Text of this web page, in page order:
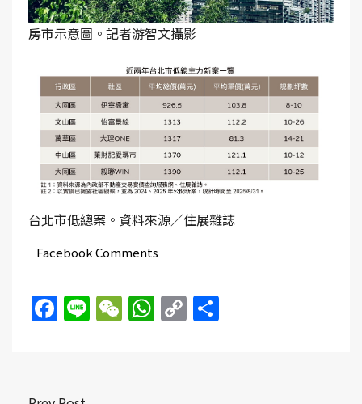
房市示意圖。記者游智文攝影
台北市低總案。資料來源／住展雜誌
Facebook Comments
Facebook
LineWeChat
WhatsApp
Copy